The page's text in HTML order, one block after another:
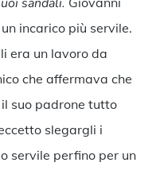
incarico più servile.
era un lavoro da
che affermava che
suo padrone tutto
slegargli i
servile perfino per un